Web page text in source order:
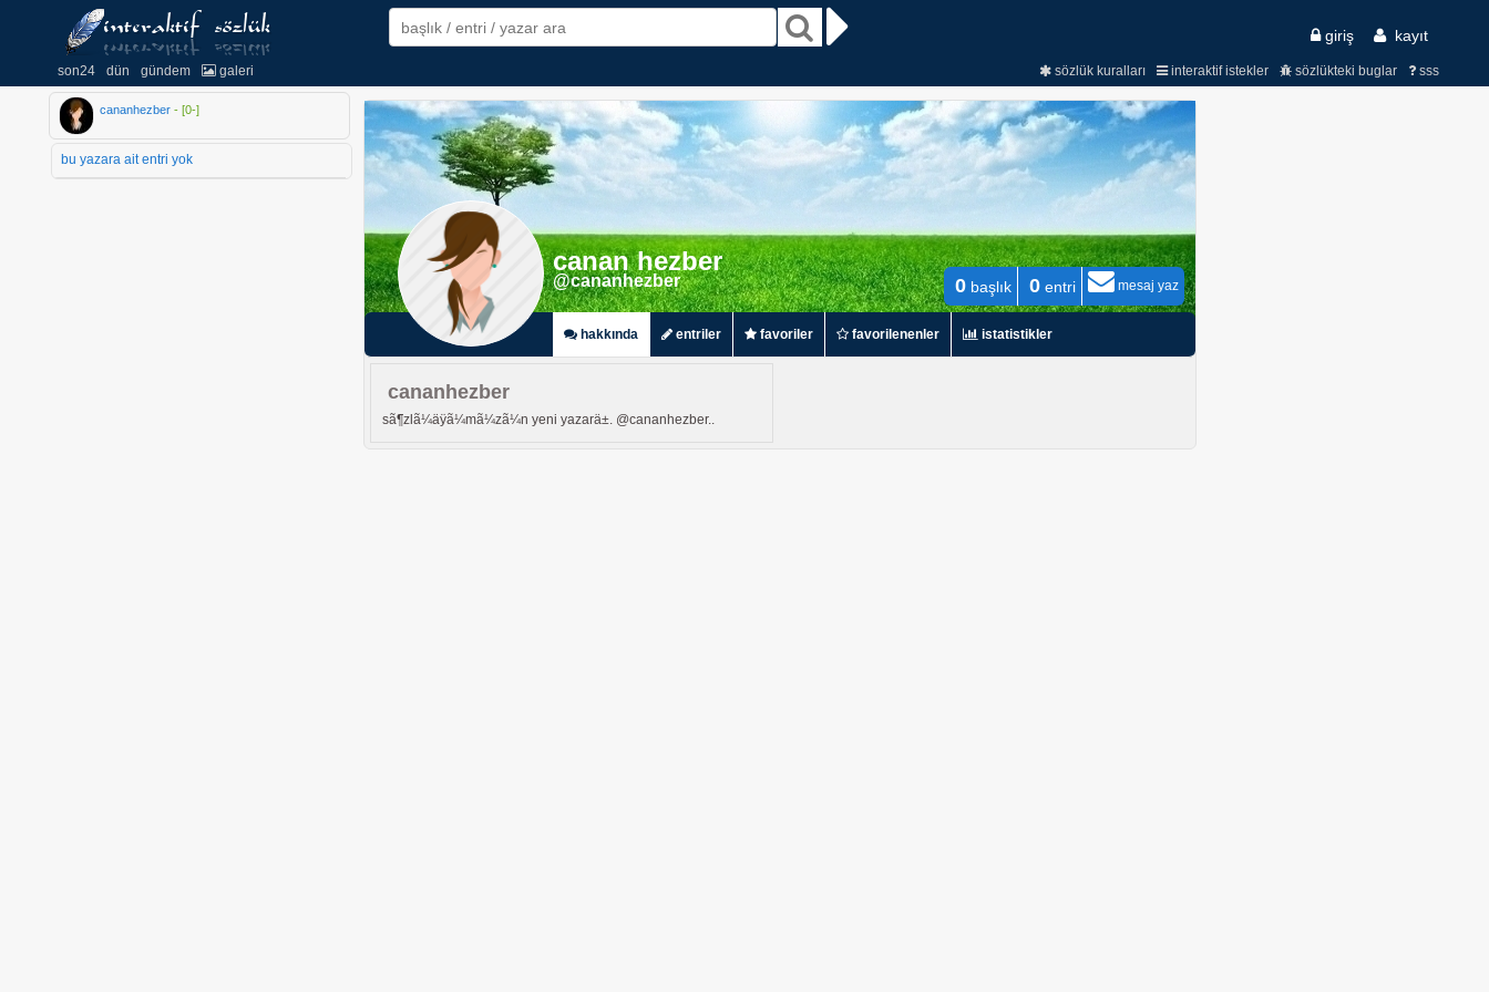
kayıt
giriş
son24 dün gündem galeri sss
sözlükteki buglar
interaktif istekler
sözlük kuralları
cananhezber - [0-]
bu yazara ait entri yok
canan hezber
@cananhezber 0başlık 0entri mesaj yaz
hakkında entriler favoriler favorilenenler istatistikler
cananhezber
sã¶zlã¼äÿã¼mã¼zã¼n yeni yazarä±. @cananhezber..